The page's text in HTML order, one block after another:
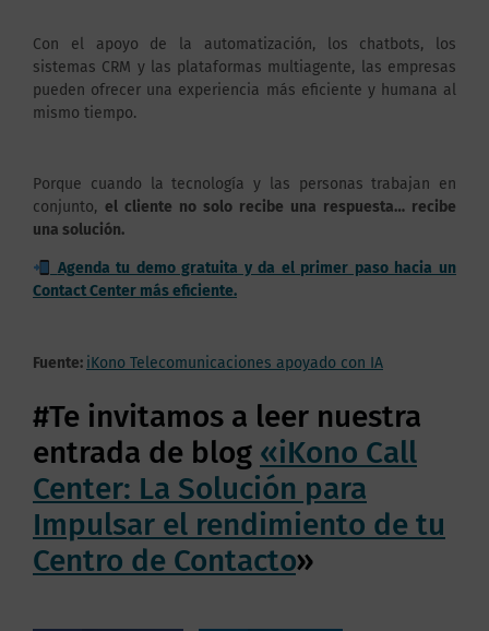
Con el apoyo de la automatización, los chatbots, los
sistemas CRM y las plataformas multiagente, las empresas
pueden ofrecer una experiencia más eficiente y humana al
mismo tiempo.
Porque cuando la tecnología y las personas trabajan en
conjunto, el cliente no solo recibe una respuesta… recibe
una solución.
Agenda tu demo gratuita y da el primer paso hacia un
Contact Center más eficiente.
Fuente: iKono Telecomunicaciones apoyado con IA
#Te invitamos a leer nuestra
entrada de blog «iKono Call
Center: La Solución para
Impulsar el rendimiento de tu
Centro de Contacto»